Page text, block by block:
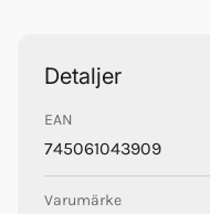
Detaljer
EAN
745061043909
Varumärke